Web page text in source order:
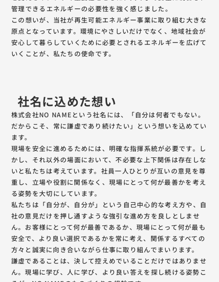
管理できるエネルギーの必要性を強く感じました。
この想いが、当社が再生可能エネルギー事業に取り組む大きな
原点となっています。環境にやさしいだけでなく、地域社会が
安心して暮らしていくために必要とされるエネルギーを広げて
いくことが、私たちの使命です。
社名に込めた想い
株式会社NO NAMEという社名には、「自分は何者でもない。
だからこそ、常に謙虚であり続けたい」という想いを込めてい
ます。
現場を安全に進めるためには、明確な指揮系統が必要です。し
かし、それ以外の場面において、不必要な上下関係は存在しな
いと私たちは考えています。社員一人ひとりが互いの意見を尊
重し、立場や役割に関係なく、現場にとって何が最善かを考え
る姿勢を大切にしています。
私たちは「自分が、自分が」という自己中心的な考え方や、自
社の意見だけを押し通すような強引な進め方を良しとしませ
ん。お客様にとって何が最善であるか、現場にとって何が最も
安全で、より良い選択であるかを常に考え、関係するすべての
方々と誠実に向き合いながら仕事に取り組んでまいります。
謙虚であることは、決して控えめでいることだけではありませ
ん。現場に学び、人に学び、より良い答えを探し続ける姿勢こ